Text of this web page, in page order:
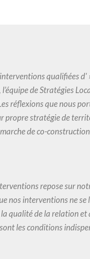
qualifiées d'
de Stratégies
réflexions que nous
propre stratégie de
de co-
repose sur
nos interventions ne
qualité de la relation
les conditions